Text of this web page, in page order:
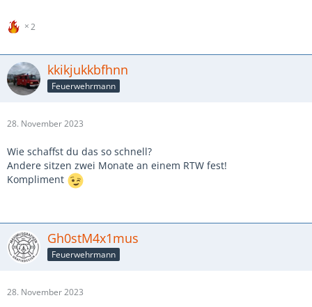
2
kkikjukkbfhnn
Feuerwehrmann
28. November 2023
Wie schaffst du das so schnell?
Andere sitzen zwei Monate an einem RTW fest!
Kompliment
Gh0stM4x1mus
Feuerwehrmann
28. November 2023